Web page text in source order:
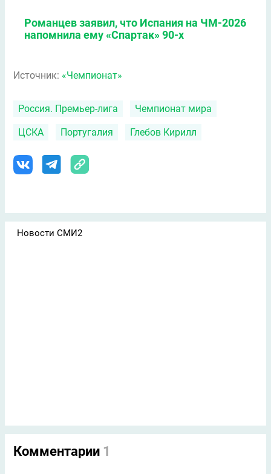
Романцев заявил, что Испания на ЧМ-2026
напомнила ему «Спартак» 90-х
Источник: «Чемпионат»
Россия. Премьер-лига Чемпионат мира
ЦСКА Португалия Глебов Кирилл
Новости СМИ2
Комментарии 1